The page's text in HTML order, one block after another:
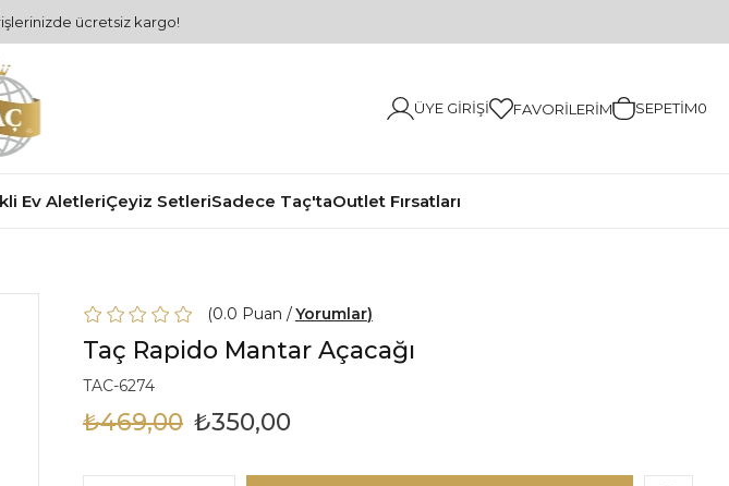
ücretsiz kargo!
ÜYE GIRIŞI FAVORILERIM SEPETIM0
Ev AletleriÇeyiz SetleriSadece Taç'taOutlet Fırsatları
0.0 Yorumlar
Taç Rapido Mantar Açacağı
TAC-6274
₺469,00 ₺350,00